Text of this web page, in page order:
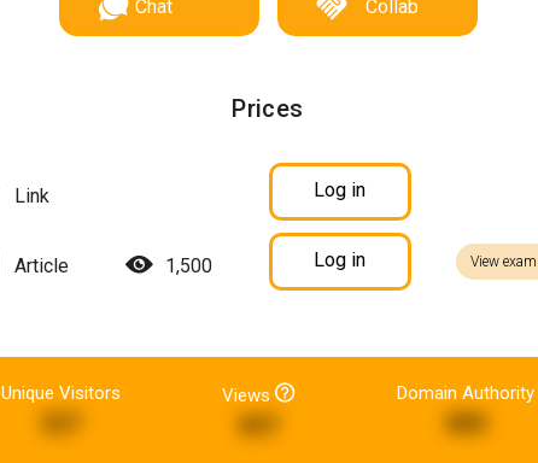
Chat Collab
Prices
Link Log in
Article 1,500 Log in View
Unique Visitors Views Domain Authority
880